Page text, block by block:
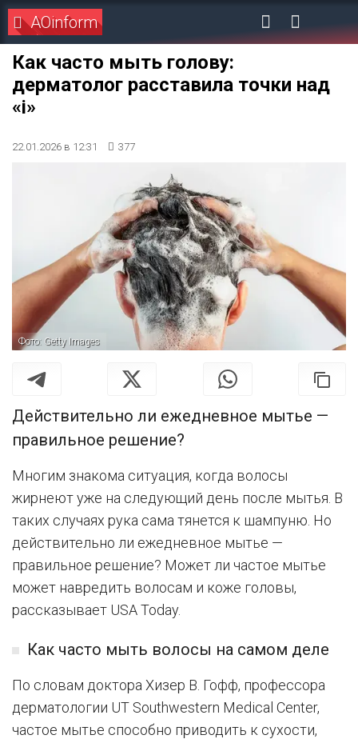
AOinform
Как часто мыть голову:
дерматолог расставила точки над
«і»
22.01.2026 в 12:31 377
Фото: Getty Images
Действительно ли ежедневное мытье —
правильное решение?
Многим знакома ситуация, когда волосы
жирнеют уже на следующий день после мытья. В
таких случаях рука сама тянется к шампуню. Но
действительно ли ежедневное мытье —
правильное решение? Может ли частое мытье
может навредить волосам и коже головы,
рассказывает USA Today.
Как часто мыть волосы на самом деле
По словам доктора Хизер В. Гофф, профессора
дерматологии UT Southwestern Medical Center,
частое мытье способно приводить к сухости,